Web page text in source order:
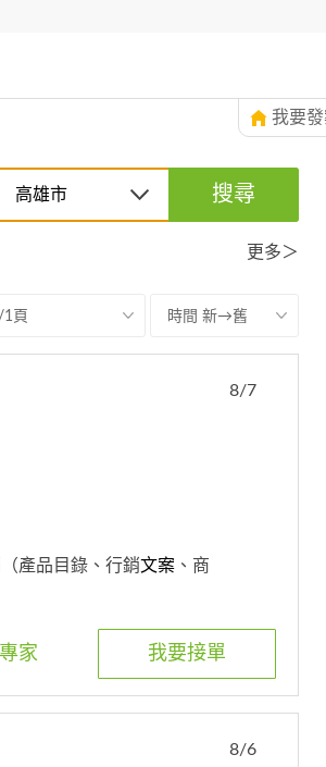
我要
高雄市 搜尋
更多＞
1頁 時間 新→舊
8/7
產品目錄、行銷文案、商
我要接單
家
8/6